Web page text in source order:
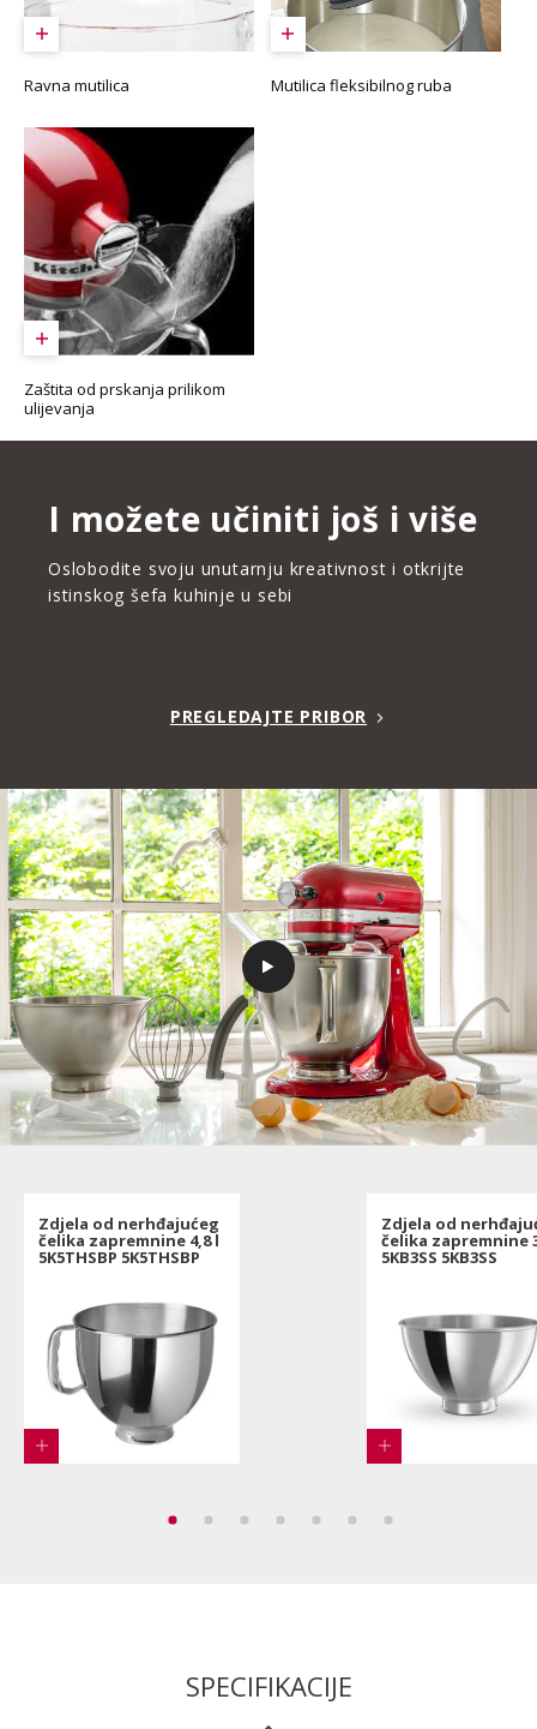
Ravna mutilica Mutilica fleksibilnog ruba
Zaštita od prskanja prilikom
ulijevanja
I možete učiniti još i više
Oslobodite svoju unutarnju kreativnost i otkrijte
istinskog šefa kuhinje u sebi
PREGLEDAJTE PRIBOR
Zdjela od nerhđajućeg
čelika zapremnine 4,8 l
5K5THSBP 5K5THSBP
Zdjela od
čelika zapremnine
5KB3SS 5KB3SS
SPECIFIKACIJE